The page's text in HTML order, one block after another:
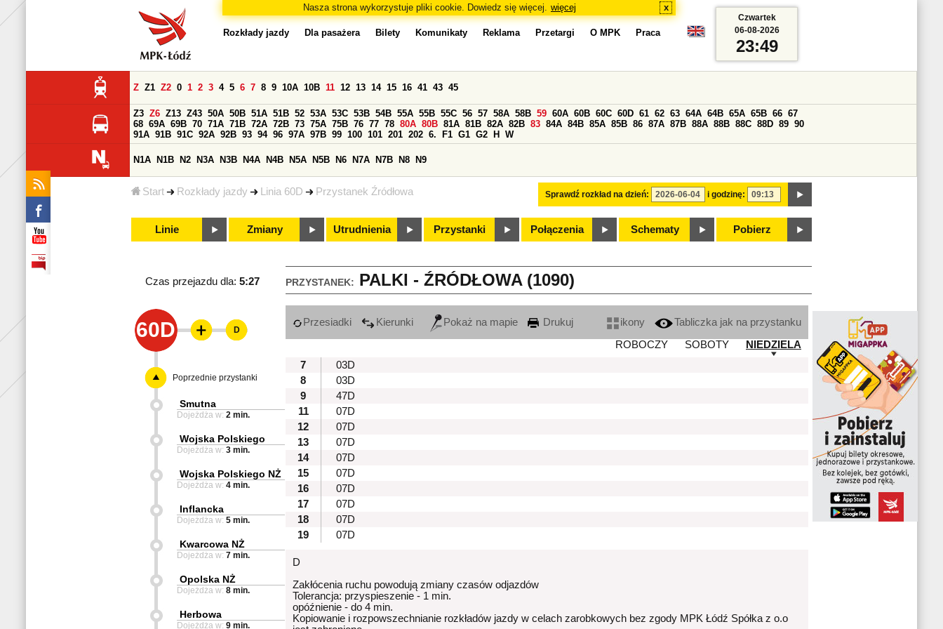
Nasza strona wykorzystuje pliki cookie. Dowiedz się więcej. więcej x
Start Rozkłady jazdy Linia 60D Przystanek Źródłowa
Rozkłady jazdy Dla pasażera Bilety Komunikaty Reklama Przetargi O MPK Praca
Sprawdź rozkład na dzień: i godzinę:
Z Z1 Z2 0 1 2 3 4 5 6 7 8 9 10A 10B 11 12 13 14 15 16 41 43 45
Z3 Z6 Z13 Z43 50A 50B 51A 51B 52 53A 53C 53B 54B 55A 55B 55C 56 57 58A 58B 59 60A 60B 60C 60D 61 62 63 64A 64B 65A 65B 66 67
68 69A 69B 70 71A 71B 72A 72B 73 75A 75B 76 77 78 80A 80B 81A 81B 82A 82B 83 84A 84B 85A 85B 86 87A 87B 88A 88B 88C 88D 89 90
91A 91B 91C 92A 92B 93 94 96 97A 97B 99 100 101 201 202 6. F1 G1 G2 H W
N1A N1B N2 N3A N3B N4A N4B N5A N5B N6 N7A N7B N8 N9
Linie Zmiany Utrudnienia Przystanki Połączenia Schematy Pobierz
Czwartek
06-08-2026
23:49
PRZYSTANEK: PALKI - ŹRÓDŁOWA (1090)
Czas przejazdu dla: 5:27
60D Przesiadki Kierunki Pokaż na mapie Drukuj ikony
Tabliczka jak na przystanku
ROBOCZY
SOBOTY
NIEDZIELA
7
03D
8
03D
9
47D
11
07D
12
07D
13
07D
14
07D
15
07D
16
07D
17
07D
18
07D
19
07D
D
Zakłócenia ruchu powodują zmiany czasów odjazdów
Tolerancja: przyspieszenie - 1 min.
opóźnienie - do 4 min.
Kopiowanie i rozpowszechnianie rozkładów jazdy w celach zarobkowych bez zgody MPK Łódź Spółka z o.o
D
Poprzednie przystanki
Smutna
Dojeżdża w: 2 min.
Wojska Polskiego
Dojeżdża w: 3 min.
Wojska Polskiego NŻ
Dojeżdża w: 4 min.
Inflancka
Dojeżdża w: 5 min.
Kwarcowa NŻ
Dojeżdża w: 7 min.
Opolska NŻ
Dojeżdża w: 8 min.
Herbowa
Dojeżdża w: 9 min.